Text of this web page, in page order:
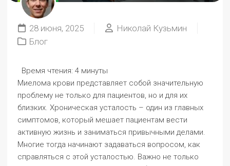
28 июня, 2025
Николай Кузьмин
Блог
Время чтения: 4 минуты
Миелома крови представляет собой значительную
проблему не только для пациентов, но и для их
близких. Хроническая усталость – один из главных
симптомов, который мешает пациентам вести
активную жизнь и заниматься привычными делами.
Многие тогда начинают задаваться вопросом, как
справляться с этой усталостью. Важно не только